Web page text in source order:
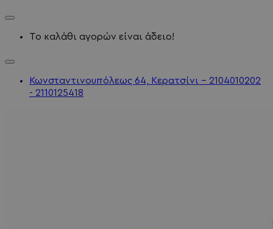
Το καλάθι αγορών είναι άδειο!
Κωνσταντινουπόλεως 64, Κερατσίνι - 2104010202
- 2110125418